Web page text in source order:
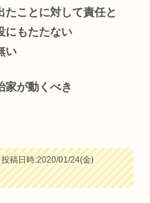
たことに対して責任と
にもたたない
い
家が動くべき
投稿日時:2020/01/24(金)